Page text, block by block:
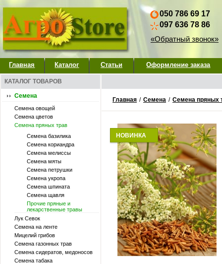
050 786 69 17
097 636 78 86
«Обратный звонок»
Главная Каталог Статьи Оформление заказа
КАТАЛОГ ТОВАРОВ
Семена
Семена овощей
Семена цветов
Семена пряных трав
Семена базилика
Семена кориандра
Семена мелиссы
Семена мяты
Семена петрушки
Семена укропа
Семена шпината
Семена щавля
Прочие пряные и
лекарственные травы
Лук Севок
Семена на ленте
Мицелий грибов
Семена газонных трав
Семена сидератов, медоносов
Семена табака
Главная / Семена / Семена пряных
НОВИНКА